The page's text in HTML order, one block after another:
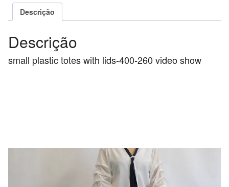
Descrição
Descrição
small plastic totes with lids-400-260 video show